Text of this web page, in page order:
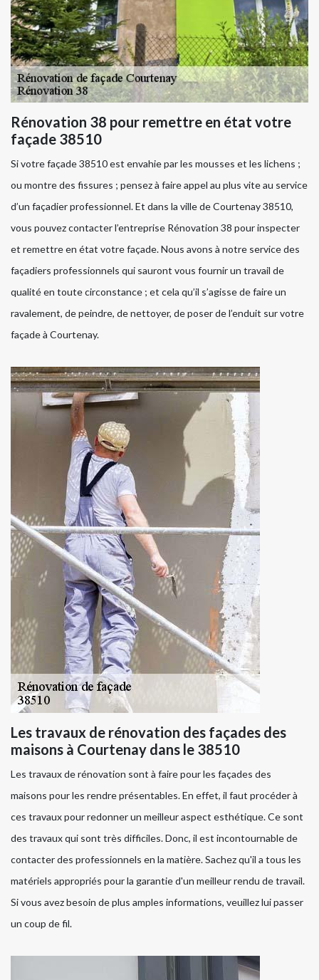
Rénovation 38 pour remettre en état votre
façade 38510
Si votre façade 38510 est envahie par les mousses et les lichens ;
ou montre des fissures ; pensez à faire appel au plus vite au service
d’un façadier professionnel. Et dans la ville de Courtenay 38510,
vous pouvez contacter l’entreprise Rénovation 38 pour inspecter
et remettre en état votre façade. Nous avons à notre service des
façadiers professionnels qui sauront vous fournir un travail de
qualité en toute circonstance ; et cela qu’il s’agisse de faire un
ravalement, de peindre, de nettoyer, de poser de l’enduit sur votre
façade à Courtenay.
Les travaux de rénovation des façades des
maisons à Courtenay dans le 38510
Les travaux de rénovation sont à faire pour les façades des
maisons pour les rendre présentables. En effet, il faut procéder à
ces travaux pour redonner un meilleur aspect esthétique. Ce sont
des travaux qui sont très difficiles. Donc, il est incontournable de
contacter des professionnels en la matière. Sachez qu'il a tous les
matériels appropriés pour la garantie d'un meilleur rendu de travail.
Si vous avez besoin de plus amples informations, veuillez lui passer
un coup de fil.